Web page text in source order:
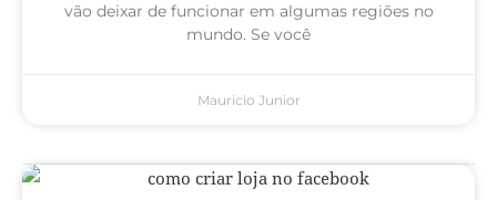
vão deixar de funcionar em algumas regiões no
mundo. Se você
Mauricio Junior